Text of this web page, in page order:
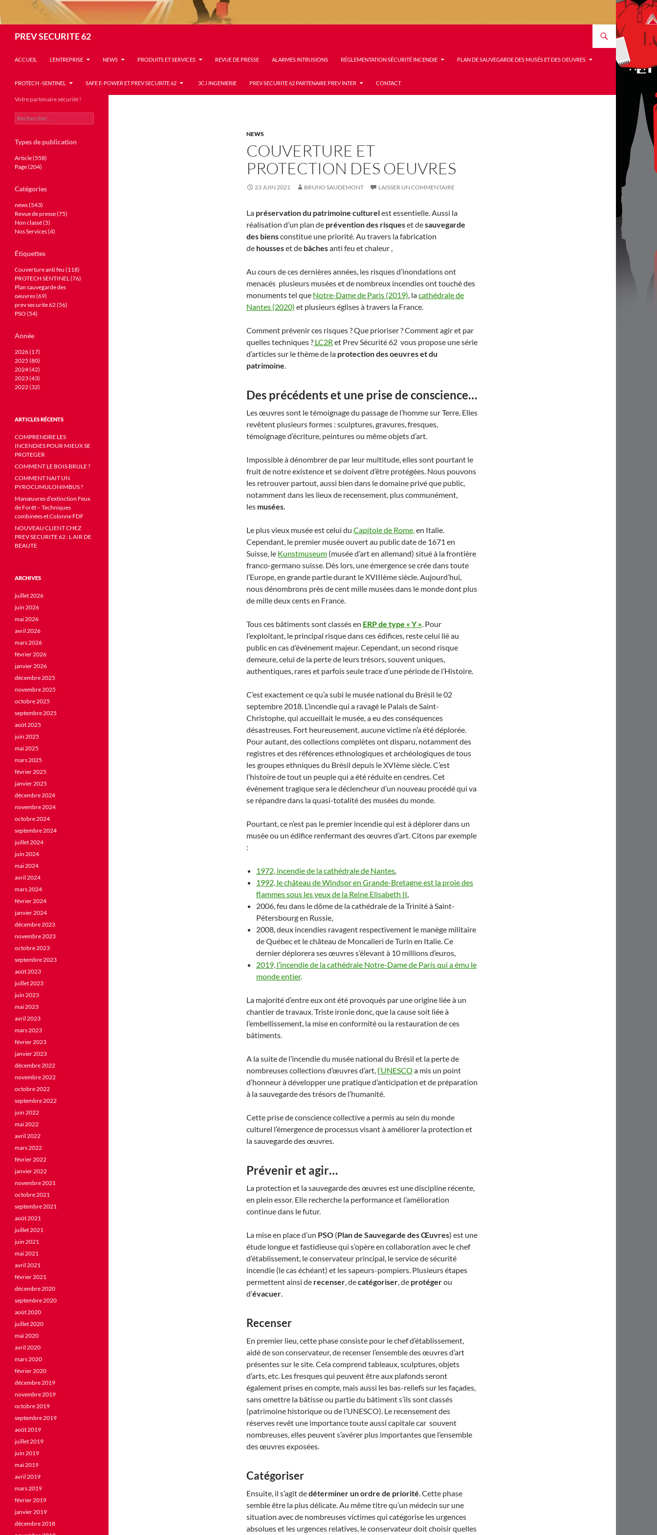
PREV SECURITE 62
ACCUEIL L’ENTREPRISE NEWS PRODUITS ET SERVICES REVUE DE PRESSE ALARMES INTRUSIONS RÉGLEMENTATION SÉCURITÉ INCENDIE PLAN DE SAUVEGARDE DES MUSÉS ET DES OEUVRES
PROTECH -SENTINEL SAFE E-POWER ET PREV SECURITE 62 3CJ INGENIERIE PREV SECURITE 62 PARTENAIRE PREV INTER CONTACT
NEWS
COUVERTURE ET
PROTECTION DES OEUVRES
23 JUIN 2021 BRUNO SAUDEMONT LAISSER UN COMMENTAIRE
La préservation du patrimoine culturelest essentielle. Aussi la
réalisation d’un plan de prévention des risqueset desauvegarde
des biensconstitue une priorité. Au travers la fabrication
de housseset de bâchesanti feu et chaleur ,
Au cours de ces dernières années, les risques d’inondations ont
menacés plusieurs musées et de nombreux incendies ont touché des
monuments tel que Notre-Dame de Paris (2019), lacathédrale de
Nantes (2020) et plusieurs églises à travers la France.
Comment prévenir ces risques ? Que prioriser ? Comment agir et par
quelles techniques ? LC2R et Prev Sécurité 62 vous propose une série
d’articles sur le thème de la protection des oeuvres et du
patrimoine.
Des précédents et une prise de conscience…
Les œuvres sont le témoignage du passage de l’homme sur Terre. Elles
revêtent plusieurs formes : sculptures, gravures, fresques,
témoignage d’écriture, peintures ou même objets d’art.
Impossible à dénombrer de par leur multitude, elles sont pourtant le
fruit de notre existence et se doivent d’être protégées. Nous pouvons
les retrouver partout, aussi bien dans le domaine privé que public,
notamment dans les lieux de recensement, plus communément,
les musées.
Le plus vieux musée est celui du Capitole de Rome,en Italie.
Cependant, le premier musée ouvert au public date de 1671 en
Suisse, le Kunstmuseum (musée d’art en allemand) situé à la frontière
franco-germano suisse. Dès lors, une émergence se crée dans toute
l’Europe, en grande partie durant le XVIIIème siècle. Aujourd’hui,
nous dénombrons près de cent mille musées dans le monde dont plus
de mille deux cents en France.
Tous ces bâtiments sont classés en ERP de type « Y ». Pour
l’exploitant, le principal risque dans ces édifices, reste celui lié au
public en cas d’événement majeur. Cependant, un second risque
demeure, celui de la perte de leurs trésors, souvent uniques,
authentiques, rares et parfois seule trace d’une période de l’Histoire.
C’est exactement ce qu’a subi le musée national du Brésil le 02
septembre 2018. L’incendie qui a ravagé le Palais de Saint-
Christophe, qui accueillait le musée, a eu des conséquences
désastreuses. Fort heureusement, aucune victime n’a été déplorée.
Pour autant, des collections complètes ont disparu, notamment des
registres et des références ethnologiques et archéologiques de tous
les groupes ethniques du Brésil depuis le XVIème siècle. C’est
l’histoire de tout un peuple qui a été réduite en cendres. Cet
événement tragique sera le déclencheur d’un nouveau procédé qui va
se répandre dans la quasi-totalité des musées du monde.
Pourtant, ce n’est pas le premier incendie qui est à déplorer dans un
musée ou un édifice renfermant des œuvres d’art. Citons par exemple
:
1972, incendie de la cathédrale de Nantes,
1992, le château de Windsor en Grande-Bretagne est la proie des
flammes sous les yeux de la Reine Elisabeth II,
2006, feu dans le dôme de la cathédrale de la Trinité à Saint-
Pétersbourg en Russie,
2008, deux incendies ravagent respectivement le manège militaire
de Québec et le château de Moncalieri de Turin en Italie. Ce
dernier déplorera ses œuvres s’élevant à 10 millions d’euros,
2019, l’incendie de la cathédrale Notre-Dame de Paris qui a ému le
monde entier.
La majorité d’entre eux ont été provoqués par une origine liée à un
chantier de travaux. Triste ironie donc, que la cause soit liée à
l’embellissement, la mise en conformité ou la restauration de ces
bâtiments.
A la suite de l’incendie du musée national du Brésil et la perte de
nombreuses collections d’œuvres d’art, l’UNESCO a mis un point
d’honneur à développer une pratique d’anticipation et de préparation
à la sauvegarde des trésors de l’humanité.
Cette prise de conscience collective a permis au sein du monde
culturel l’émergence de processus visant à améliorer la protection et
la sauvegarde des œuvres.
Prévenir et agir…
La protection et la sauvegarde des œuvres est une discipline récente,
en plein essor. Elle recherche la performance et l’amélioration
continue dans le futur.
La mise en place d’un PSO (Plan de Sauvegarde des Œuvres) est une
étude longue et fastidieuse qui s’opère en collaboration avec le chef
d’établissement, le conservateur principal, le service de sécurité
incendie (le cas échéant) et les sapeurs-pompiers. Plusieurs étapes
permettent ainsi de recenser, decatégoriser, de protégerou
d’évacuer.
Recenser
En premier lieu, cette phase consiste pour le chef d’établissement,
aidé de son conservateur, de recenser l’ensemble des œuvres d’art
présentes sur le site. Cela comprend tableaux, sculptures, objets
d’arts, etc. Les fresques qui peuvent être aux plafonds seront
également prises en compte, mais aussi les bas-reliefs sur les façades,
sans omettre la bâtisse ou partie du bâtiment s’ils sont classés
(patrimoine historique ou de l’UNESCO). Le recensement des
réserves revêt une importance toute aussi capitale car souvent
nombreuses, elles peuvent s’avérer plus importantes que l’ensemble
des œuvres exposées.
Catégoriser
Ensuite, il s’agit dedéterminer un ordre de priorité. Cette phase
semble être la plus délicate. Au même titre qu’un médecin sur une
situation avec de nombreuses victimes qui catégorise les urgences
absolues et les urgences relatives, le conservateur doit choisir quelles
Votre partenaire sécurité !
Rechercher :
Types de publication
Article (558)
Page (204)
Catégories
news (543)
Revue de presse (75)
Non classé (5)
Nos Services (4)
Étiquettes
Couverture anti feu (118)
PROTECH SENTINEL (76)
Plan sauvegarde des
oeuvres (69)
prev securite 62 (56)
PSO (54)
Année
2026 (17)
2025 (80)
2024 (42)
2023 (43)
2022 (32)
ARTICLES RÉCENTS
COMPRENDRE LES
INCENDIES POUR MIEUX SE
PROTEGER
COMMENT LE BOIS BRULE ?
COMMENT NAIT UN
PYROCUMULONIMBUS ?
Manœuvres d’extinction Feux
de Forêt – Techniques
combinées et Colonne FDF
NOUVEAU CLIENT CHEZ
PREV SECURITE 62 : L AIR DE
BEAUTE
ARCHIVES
juillet 2026
juin 2026
mai 2026
avril 2026
mars 2026
février 2026
janvier 2026
décembre 2025
novembre 2025
octobre 2025
septembre 2025
août 2025
juin 2025
mai 2025
mars 2025
février 2025
janvier 2025
décembre 2024
novembre 2024
octobre 2024
septembre 2024
juillet 2024
juin 2024
mai 2024
avril 2024
mars 2024
février 2024
janvier 2024
décembre 2023
novembre 2023
octobre 2023
septembre 2023
août 2023
juillet 2023
juin 2023
mai 2023
avril 2023
mars 2023
février 2023
janvier 2023
décembre 2022
novembre 2022
octobre 2022
septembre 2022
juin 2022
mai 2022
avril 2022
mars 2022
février 2022
janvier 2022
novembre 2021
octobre 2021
septembre 2021
août 2021
juillet 2021
juin 2021
mai 2021
avril 2021
février 2021
décembre 2020
septembre 2020
août 2020
juillet 2020
mai 2020
avril 2020
mars 2020
février 2020
décembre 2019
novembre 2019
octobre 2019
septembre 2019
août 2019
juillet 2019
juin 2019
mai 2019
avril 2019
mars 2019
février 2019
janvier 2019
décembre 2018